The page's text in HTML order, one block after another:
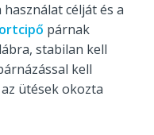
célját és a
párnak
stabilan kell
kell
ütések okozta